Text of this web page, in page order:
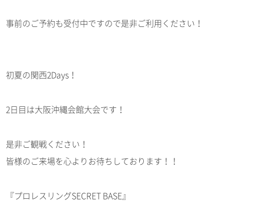
事前のご予約も受付中ですので是非ご利用ください！
初夏の関西2Days！
2日目は大阪沖縄会館大会です！
是非ご観戦ください！
皆様のご来場を心よりお待ちしております！！
『プロレスリングSECRET BASE』